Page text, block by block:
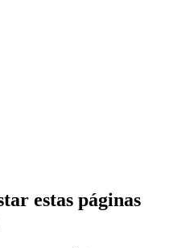
estas páginas